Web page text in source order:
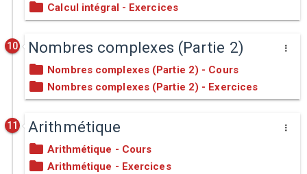
Calcul intégral - Exercices
10 Nombres complexes (Partie 2)
Nombres complexes (Partie 2) - Cours
Nombres complexes (Partie 2) - Exercices
11 Arithmétique
Arithmétique - Cours
Arithmétique - Exercices